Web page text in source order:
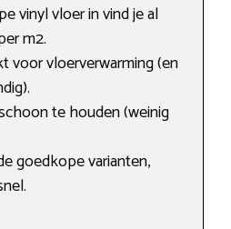
vinyl vloer in vind je al
m2.
voor vloerverwarming (en
te houden (weinig
goedkope varianten,